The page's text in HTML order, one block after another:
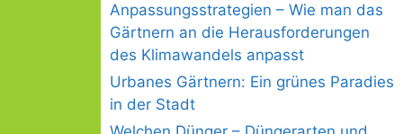
Anpassungsstrategien – Wie man das
Gärtnern an die Herausforderungen
des Klimawandels anpasst
Urbanes Gärtnern: Ein grünes Paradies
in der Stadt